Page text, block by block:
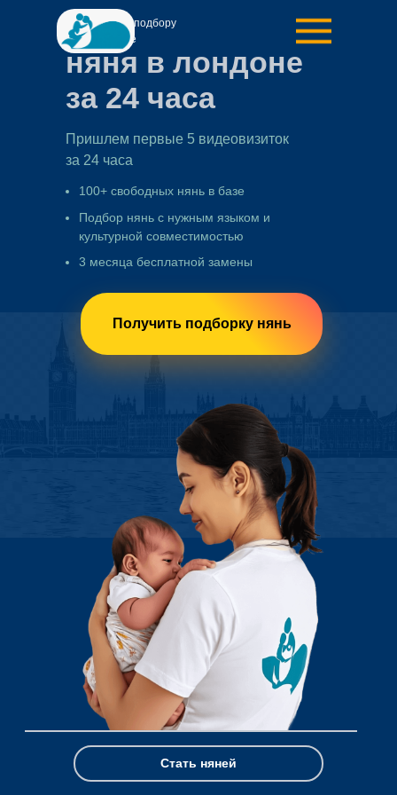
Агентство по подбору
нянь в Москве
няня в лондоне
за 24 часа
3 месяца бесплатной замены
Подбор нянь с нужным языком и
культурной совместимостью
100+ свободных нянь в базе
Пришлем первые 5 видеовизиток
за 24 часа
Получить подборку нянь
Стать няней